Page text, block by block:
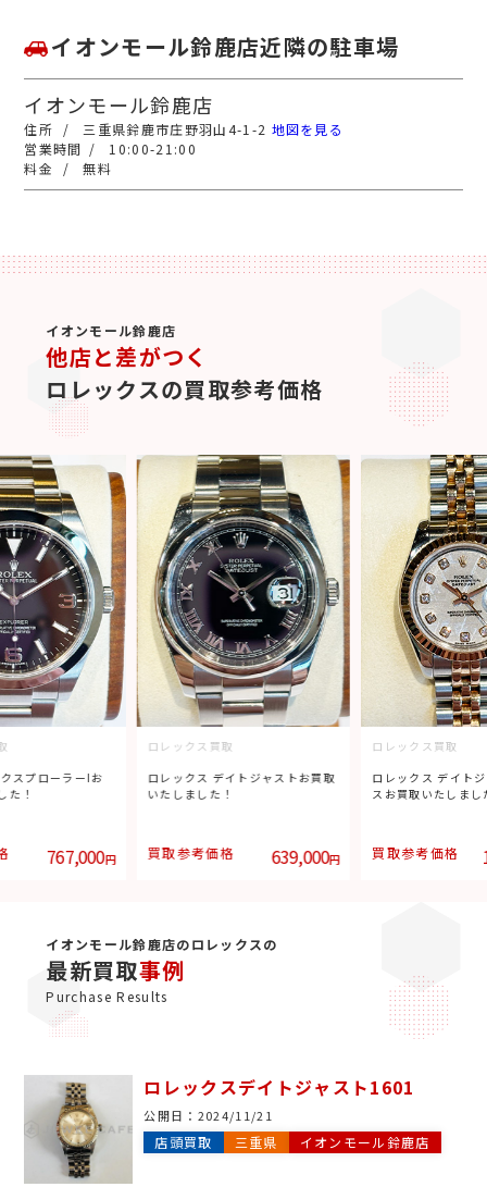
イオンモール鈴鹿店近隣の駐車場
イオンモール鈴鹿店
三重県鈴鹿市庄野羽山4-1-2 地図を見る
10:00-21:00
無料
イオンモール鈴鹿店
他店と差がつく
ロレックスの買取参考価格
スプローラーIお
た！
767,000円
ロレックス買取
ロレックス デイトジャストお買取
いたしました！
買取参考価格 639,000円
ロレックス買取
ロレックス デイト
スお買取いたしまし
買取参考価格
イオンモール鈴鹿店のロレックスの
最新買取事例
Purchase Results
ロレックスデイトジャスト1601
公開日： 2024/11/21
店頭買取 三重県 イオンモール鈴鹿店